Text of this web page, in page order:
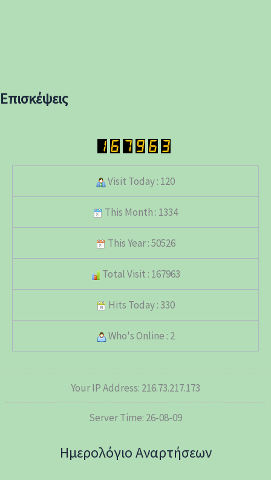
Επισκέψεις
Visit Today : 120
This Month : 1334
This Year : 50526
Total Visit : 167963
Hits Today : 330
Who's Online : 2
Your IP Address: 216.73.217.173
Server Time: 26-08-09
Ημερολόγιο Αναρτήσεων